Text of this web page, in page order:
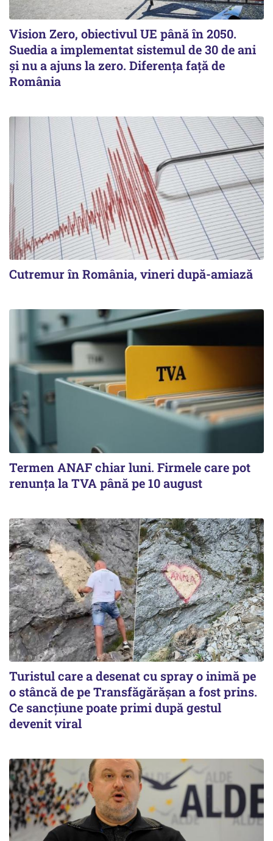
Vision Zero, obiectivul UE până în 2050.
Suedia a implementat sistemul de 30 de ani
şi nu a ajuns la zero. Diferenţa faţă de
România
Cutremur în România, vineri după-amiază
Termen ANAF chiar luni. Firmele care pot
renunța la TVA până pe 10 august
Turistul care a desenat cu spray o inimă pe
o stâncă de pe Transfăgărășan a fost prins.
Ce sancțiune poate primi după gestul
devenit viral